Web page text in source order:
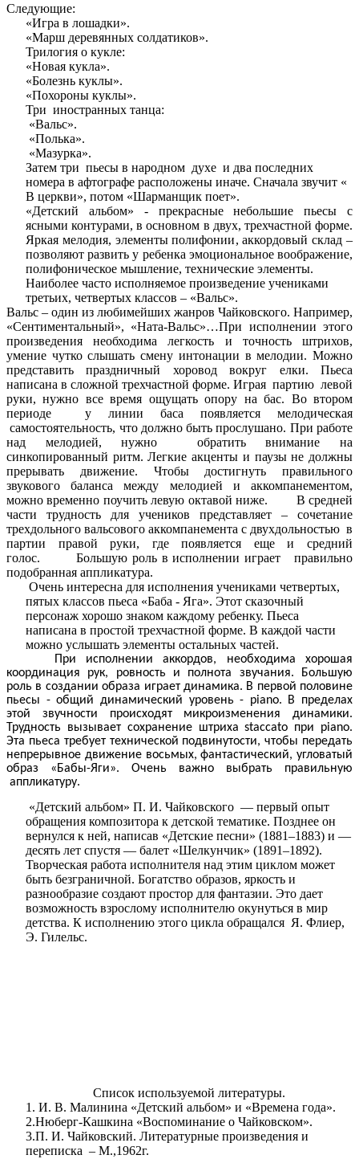
Следующие:
«Игра в лошадки».
«Марш деревянных солдатиков».
Трилогия о кукле:
«Новая кукла».
«Болезнь куклы».
«Похороны куклы».
Три иностранных танца:
«Вальс».
«Полька».
«Мазурка».
Затем три пьесы в народном духе и два последних
номера в афтографе расположены иначе. Сначала звучит «
В церкви», потом «Шарманщик поет».
«Детский альбом» - прекрасные небольшие пьесы с
ясными контурами, в основном в двух, трехчастной форме.
Яркая мелодия, элементы полифонии, аккордовый склад –
позволяют развить у ребенка эмоциональное воображение,
полифоническое мышление, технические элементы.
Наиболее часто исполняемое произведение учениками
третьих, четвертых классов – «Вальс».
Вальс – один из любимейших жанров Чайковского. Например,
«Сентиментальный», «Ната-Вальс»…При исполнении этого
произведения необходима легкость и точность штрихов,
умение чутко слышать смену интонации в мелодии. Можно
представить праздничный хоровод вокруг елки. Пьеса
написана в сложной трехчастной форме. Играя партию левой
руки, нужно все время ощущать опору на бас. Во втором
периоде у линии баса появляется мелодическая
самостоятельность, что должно быть прослушано. При работе
над мелодией, нужно обратить внимание на
синкопированный ритм. Легкие акценты и паузы не должны
прерывать движение. Чтобы достигнуть правильного
звукового баланса между мелодией и аккомпанементом,
можно временно поучить левую октавой ниже. В средней
части трудность для учеников представляет – сочетание
трехдольного вальсового аккомпанемента с двухдольностью в
партии правой руки, где появляется еще и средний
голос. Большую роль в исполнении играет правильно
подобранная аппликатура.
Очень интересна для исполнения учениками четвертых,
пятых классов пьеса «Баба - Яга». Этот сказочный
персонаж хорошо знаком каждому ребенку. Пьеса
написана в простой трехчастной форме. В каждой части
можно услышать элементы остальных частей.
При исполнении аккордов, необходима хорошая
координация рук, ровность и полнота звучания. Большую
роль в создании образа играет динамика. В первой половине
пьесы - общий динамический уровень - piano. В пределах
этой звучности происходят микроизменения динамики.
Трудность вызывает сохранение штриха staccato при piano.
Эта пьеса требует технической подвинутости, чтобы передать
непрерывное движение восьмых, фантастический, угловатый
образ «Бабы-Яги». Очень важно выбрать правильную
аппликатуру.
«Детский альбом» П. И. Чайковского — первый опыт
обращения композитора к детской тематике. Позднее он
вернулся к ней, написав «Детские песни» (1881–1883) и —
десять лет спустя — балет «Шелкунчик» (1891–1892).
Творческая работа исполнителя над этим циклом может
быть безграничной. Богатство образов, яркость и
разнообразие создают простор для фантазии. Это дает
возможность взрослому исполнителю окунуться в мир
детства. К исполнению этого цикла обращался Я. Флиер,
Э. Гилельс.
Список используемой литературы.
1. И. В. Малинина «Детский альбом» и «Времена года».
2.Нюберг-Кашкина «Воспоминание о Чайковском».
3.П. И. Чайковский. Литературные произведения и
переписка – М.,1962г.